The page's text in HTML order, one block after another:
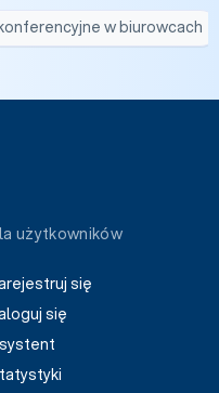
w biurowcach
użytkowników
się
się